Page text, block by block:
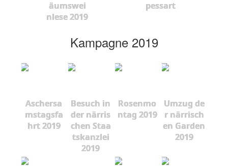
äumswei
nlese 2019
pessart
Kampagne 2019
Aschersa
mstagsfa
hrt 2019
Besuch in
der närris
chen Staa
tskanzlei
2019
Rosenmo
ntag 2019
Umzug de
r närrisch
en Garden
2019